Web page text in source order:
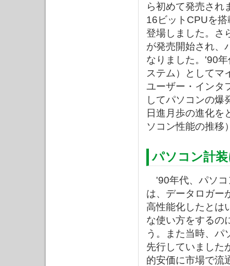
ら初めて発売され
16ビットCPUを
登場しました。さ
が発売開始され、
なりました。'90
ステム）としてマ
ユーザー・インタ
してパソコンの爆
日進月歩の進化を
ソコン性能の推移
パソコン計
'90年代、パソコ
は、データロガー
高性能化したとは
な使い方をするの
う。また当時、パ
先行していました
的安価に市場で流